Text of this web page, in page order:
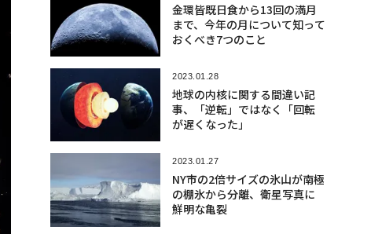
金環皆既日食から13回の満月
まで、今年の月について知って
おくべき7つのこと
2023.01.28
地球の内核に関する間違い記
事、「逆転」ではなく「回転
が遅くなった」
2023.01.27
NY市の2倍サイズの氷山が南極
の棚氷から分離、衛星写真に
鮮明な亀裂